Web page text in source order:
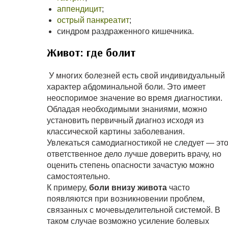
аппендицит;
острый панкреатит;
синдром раздраженного кишечника.
Живот: где болит
У многих болезней есть свой индивидуальный
характер абдоминальной боли. Это имеет
неоспоримое значение во время диагностики.
Обладая необходимыми знаниями, можно
установить первичный диагноз исходя из
классической картины заболевания.
Увлекаться самодиагностикой не следует — это
ответственное дело лучше доверить врачу, но
оценить степень опасности зачастую можно
самостоятельно.
К примеру, боли внизу живота часто
появляются при возникновении проблем,
связанных с мочевыделительной системой. В
таком случае возможно усиление болевых